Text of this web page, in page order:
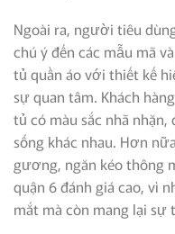
Ngoài ra, người tiêu
chú ý đến các mẫu mã
tủ quần áo với thiết kế
sự quan tâm. Khách
tủ có màu sắc nhã
sống khác nhau. Hơn
gương, ngăn kéo thông
quận 6 đánh giá cao, vì
mắt mà còn mang lại